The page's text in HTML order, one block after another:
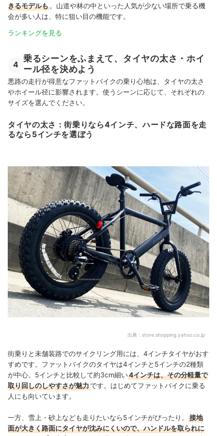
きるモデルも 。山道や林の中といった人気が少ない場所で乗る機
会が多い人は、特に狙い目の機能です。
ランキングを見る
4
乗るシーンをふまえて、タイヤの太さ・ホイ
ール径を決めよう
悪路の走行が得意なファットバイクの乗り心地は、タイヤの太さ
やホイール径に影響されます。使うシーンに応じて、それぞれの
サイズを選んでください。
タイヤの太さ：街乗りなら4インチ、ハードな路面を走
るなら5インチを選ぼう
出典： store.shopping.yahoo.co.jp
街乗りと未舗装路でのサイクリング用には、4インチタイヤがおす
すめです。ファットバイクのタイヤは4インチと5インチの2種類
が中心。5インチと比較して約3cm細い4インチは、その分軽量で
取り回しのしやすさが魅力です。はじめてファットバイクに乗る
人にも向いています。
一方、雪上・砂上なども走りたいなら5インチがぴったり。
接地
面が大きく路面にタイヤが沈みにくいので、ハンドルを取られに